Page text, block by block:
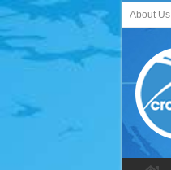
About Us